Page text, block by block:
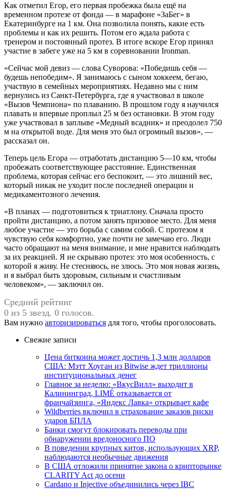
Как отметил Егор, его первая пробежка была ещё на
временном протезе от фонда — в марафоне «ЗаБег» в
Екатеринбурге на 1 км. Она позволила понять, какие есть
проблемы и как их решить. Потом его ждала работа с
тренером и постоянный протез. В итоге вскоре Егор принял
участие в забеге уже на 5 км в соревновании Ironman.
«Сейчас мой девиз — слова Суворова: «Победишь себя —
будешь непобедим». Я занимаюсь с сыном хоккеем, бегаю,
участвую в семейных мероприятиях. Недавно мы с ним
вернулись из Санкт-Петербурга, где я участвовал в школе
«Вызов Чемпиона» по плаванию. В прошлом году я научился
плавать и впервые проплыл 25 м без остановки. В этом году
уже участвовал в заплыве «Медный всадник» и преодолел 750
м на открытой воде. Для меня это был огромный вызов», —
рассказал он.
Теперь цель Егора — отработать дистанцию 5—10 км, чтобы
пробежать соответствующее расстояние. Единственная
проблема, которая сейчас его беспокоит, — это лишний вес,
который никак не уходит после последней операции и
медикаментозного лечения.
«В планах — подготовиться к триатлону. Сначала просто
пройти дистанцию, а потом занять призовое место. Для меня
любое участие — это борьба с самим собой. С протезом я
чувствую себя комфортно, уже почти не замечаю его. Люди
часто обращают на меня внимание, и мне нравится наблюдать
за их реакцией. Я не скрываю протез: это моя особенность, с
которой я живу. Не стесняюсь, не злюсь. Это моя новая жизнь,
и я выбрал быть здоровым, сильным и счастливым
человеком», — заключил он.
Средний рейтинг
0 из 5 звезд. 0 голосов.
Вам нужно авторизироваться для того, чтобы проголосовать.
Свежие записи
Цена биткоина может достичь 1,3 млн долларов
США: Мэтт Хоуган из Bitwise ждет триллионы
институциональных денег
Главное за неделю: «ВкусВилл» выходит в
Калининград, LIMÉ отказывается от
франчайзинга, «Яндекс Лавка» открывает кафе
Wildberries включил в страхование заказов риски
ударов БПЛА
Банки смогут блокировать переводы при
обнаружении вредоносного ПО
В поведении крупных китов, использующих XRP,
наблюдаются необычные движения
В США отложили принятие закона о крипторынке
CLARITY Act до осени
Cardano и Injective объединились через IBC